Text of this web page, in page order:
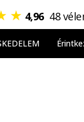
★ 4,96 48